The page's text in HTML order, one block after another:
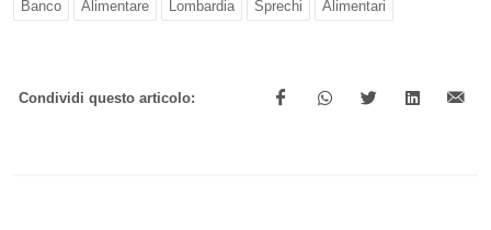
Banco Alimentare Lombardia Sprechi Alimentari
Condividi questo articolo: